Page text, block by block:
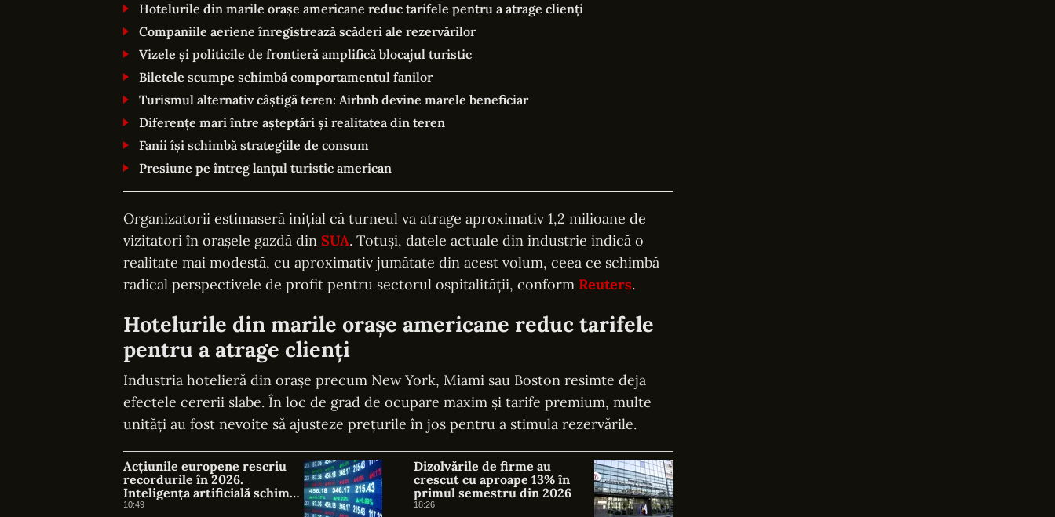
Hotelurile din marile orașe americane reduc tarifele pentru a atrage clienți
Companiile aeriene înregistrează scăderi ale rezervărilor
Vizele și politicile de frontieră amplifică blocajul turistic
Biletele scumpe schimbă comportamentul fanilor
Turismul alternativ câștigă teren: Airbnb devine marele beneficiar
Diferențe mari între așteptări și realitatea din teren
Fanii își schimbă strategiile de consum
Presiune pe întreg lanțul turistic american
Organizatorii estimaseră inițial că turneul va atrage aproximativ 1,2 milioane de
vizitatori în orașele gazdă din SUA. Totuși, datele actuale din industrie indică o
realitate mai modestă, cu aproximativ jumătate din acest volum, ceea ce schimbă
radical perspectivele de profit pentru sectorul ospitalității, conform Reuters.
Hotelurile din marile orașe americane reduc tarifele
pentru a atrage clienți
Industria hotelieră din orașe precum New York, Miami sau Boston resimte deja
efectele cererii slabe. În loc de grad de ocupare maxim și tarife premium, multe
unități au fost nevoite să ajusteze prețurile în jos pentru a stimula rezervările.
Acțiunile europene rescriu
recordurile în 2026.
Inteligența artificială schimbă
liderii bursei
10:49
Dizolvările de firme au
crescut cu aproape 13% în
primul semestru din 2026
18:26